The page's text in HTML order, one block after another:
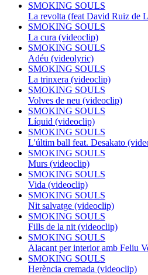
SMOKING SOULS
La revolta (feat David Ruiz de
SMOKING SOULS
La cura (videoclip)
SMOKING SOULS
Adéu (videolyric)
SMOKING SOULS
La trinxera (videoclip)
SMOKING SOULS
Volves de neu (videoclip)
SMOKING SOULS
Líquid (videoclip)
SMOKING SOULS
L'últim ball feat. Desakato
SMOKING SOULS
Murs (videoclip)
SMOKING SOULS
Vida (videoclip)
SMOKING SOULS
Nit salvatge (videoclip)
SMOKING SOULS
Fills de la nit (videoclip)
SMOKING SOULS
Alacant per interior amb Feliu
SMOKING SOULS
Herència cremada (videoclip)